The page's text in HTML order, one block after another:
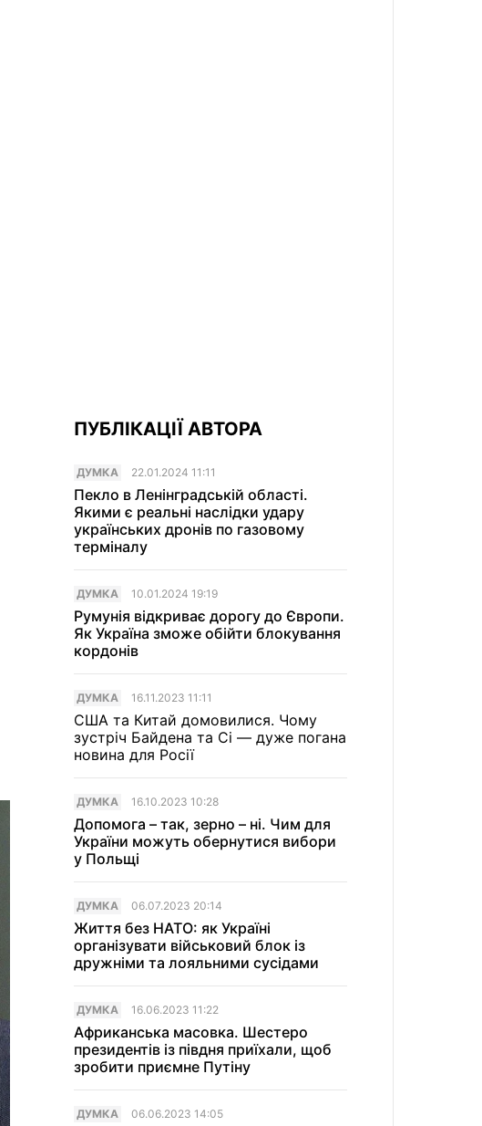
ПУБЛІКАЦІЇ АВТОРА
ДУМКА 22.01.2024 11:11
Пекло в Ленінградській області.
Якими є реальні наслідки удару
українських дронів по газовому
терміналу
ДУМКА 10.01.2024 19:19
Румунія відкриває дорогу до Європи.
Як Україна зможе обійти блокування
кордонів
ДУМКА 16.11.2023 11:11
США та Китай домовилися. Чому
зустріч Байдена та Сі — дуже погана
новина для Росії
ДУМКА 16.10.2023 10:28
Допомога – так, зерно – ні. Чим для
України можуть обернутися вибори
у Польщі
ДУМКА 06.07.2023 20:14
Життя без НАТО: як Україні
організувати військовий блок із
дружніми та лояльними сусідами
ДУМКА 16.06.2023 11:22
Африканська масовка. Шестеро
президентів із півдня приїхали, щоб
зробити приємне Путіну
ДУМКА 06.06.2023 14:05